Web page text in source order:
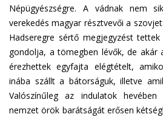
Népügyészségre. A vádnak nem
verekedés magyar résztvevői a
Hadseregre sértő megjegyzést
gondolja, a tömegben lévők, de akár
érezhettek egyfajta elégtételt,
inába szállt a bátorságuk, illetve
Valószínűleg az indulatok
nemzet örök barátságát erősen